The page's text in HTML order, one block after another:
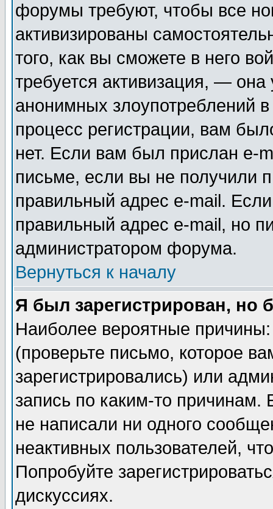
форумы требуют, чтобы все
активизированы
того, как вы сможете в него
требуется активизация, —
анонимных злоупотреблений
процесс регистрации, вам
нет. Если вам был прислан e-
письме, если вы не получили
правильный адрес e-mail.
правильный адрес e-mail, но
администратором форума.
Вернуться к началу
Я был зарегистрирован, но
Наиболее вероятные
(проверьте письмо, которое
зарегистрировались) или
запись по каким-то
не написали ни одного
неактивных пользователей,
Попробуйте
дискуссиях.